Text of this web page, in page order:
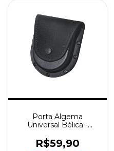
Porta Algema
Universal Bélica -
R$59,90